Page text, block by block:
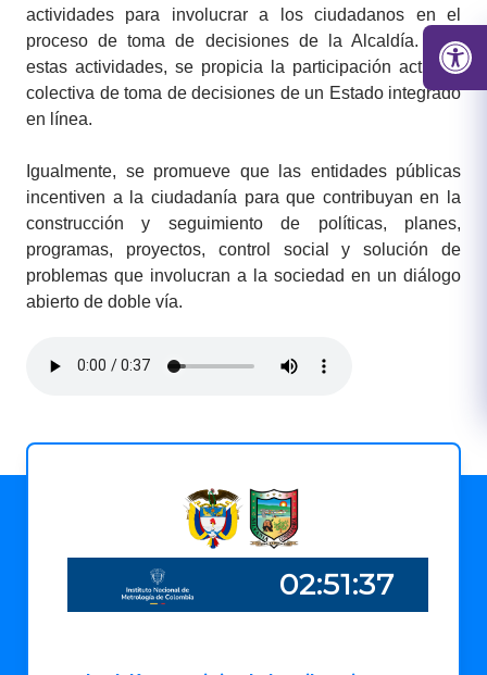
actividades para involucrar a los ciudadanos en el
proceso de toma de decisiones de la Alcaldía. Con
estas actividades, se propicia la participación activa y
colectiva de toma de decisiones de un Estado integrado
en línea.
Igualmente, se promueve que las entidades públicas
incentiven a la ciudadanía para que contribuyan en la
construcción y seguimiento de políticas, planes,
programas, proyectos, control social y solución de
problemas que involucran a la sociedad en un diálogo
abierto de doble vía.​​